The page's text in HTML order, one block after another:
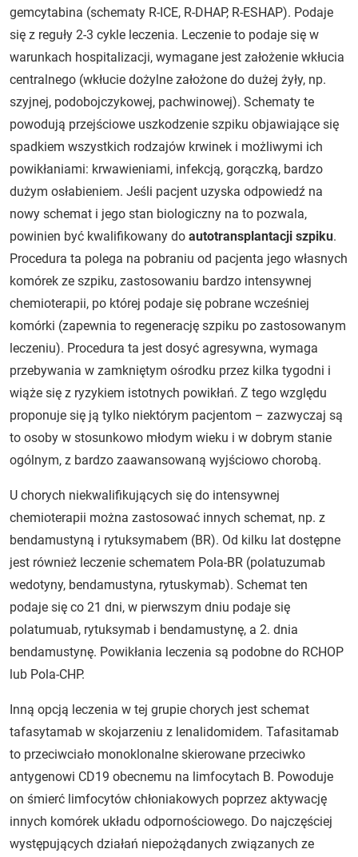
gemcytabina (schematy R-ICE, R-DHAP, R-ESHAP). Podaje
się z reguły 2-3 cykle leczenia. Leczenie to podaje się w
warunkach hospitalizacji, wymagane jest założenie wkłucia
centralnego (wkłucie dożylne założone do dużej żyły, np.
szyjnej, podobojczykowej, pachwinowej). Schematy te
powodują przejściowe uszkodzenie szpiku objawiające się
spadkiem wszystkich rodzajów krwinek i możliwymi ich
powikłaniami: krwawieniami, infekcją, gorączką, bardzo
dużym osłabieniem. Jeśli pacjent uzyska odpowiedź na
nowy schemat i jego stan biologiczny na to pozwala,
powinien być kwalifikowany do autotransplantacji szpiku.
Procedura ta polega na pobraniu od pacjenta jego własnych
komórek ze szpiku, zastosowaniu bardzo intensywnej
chemioterapii, po której podaje się pobrane wcześniej
komórki (zapewnia to regenerację szpiku po zastosowanym
leczeniu). Procedura ta jest dosyć agresywna, wymaga
przebywania w zamkniętym ośrodku przez kilka tygodni i
wiąże się z ryzykiem istotnych powikłań. Z tego względu
proponuje się ją tylko niektórym pacjentom – zazwyczaj są
to osoby w stosunkowo młodym wieku i w dobrym stanie
ogólnym, z bardzo zaawansowaną wyjściowo chorobą.
U chorych niekwalifikujących się do intensywnej
chemioterapii można zastosować innych schemat, np. z
bendamustyną i rytuksymabem (BR). Od kilku lat dostępne
jest również leczenie schematem Pola-BR (polatuzumab
wedotyny, bendamustyna, rytuskymab). Schemat ten
podaje się co 21 dni, w pierwszym dniu podaje się
polatumuab, rytuksymab i bendamustynę, a 2. dnia
bendamustynę. Powikłania leczenia są podobne do RCHOP
lub Pola-CHP.
Inną opcją leczenia w tej grupie chorych jest schemat
tafasytamab w skojarzeniu z lenalidomidem. Tafasitamab
to przeciwciało monoklonalne skierowane przeciwko
antygenowi CD19 obecnemu na limfocytach B. Powoduje
on śmierć limfocytów chłoniakowych poprzez aktywację
innych komórek układu odpornościowego. Do najczęściej
występujących działań niepożądanych związanych ze